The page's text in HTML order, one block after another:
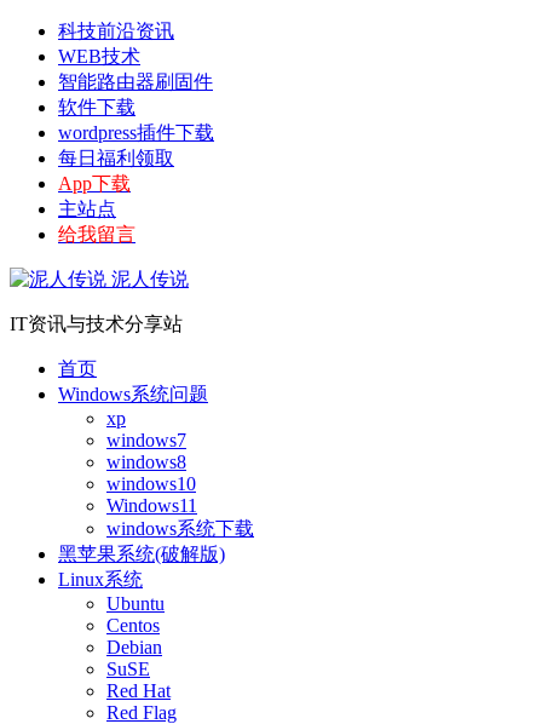
科技前沿资讯
WEB技术
智能路由器刷固件
软件下载
wordpress插件下载
每日福利领取
App下载
主站点
给我留言
泥人传说
IT资讯与技术分享站
首页
Windows系统问题
xp
windows7
windows8
windows10
Windows11
windows系统下载
黑苹果系统(破解版)
Linux系统
Ubuntu
Centos
Debian
SuSE
Red Hat
Red Flag